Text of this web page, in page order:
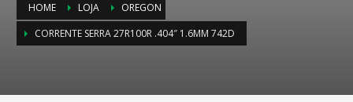
HOME LOJA
OREGON
CORRENTE SERRA 27R100R .404″ 1.6MM 742D